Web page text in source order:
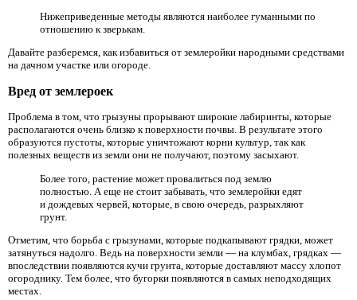
Нижеприведенные методы являются наиболее гуманными по
отношению к зверькам.
Давайте разберемся, как избавиться от землеройки народными средствами
на дачном участке или огороде.
Вред от землероек
Проблема в том, что грызуны прорывают широкие лабиринты, которые
располагаются очень близко к поверхности почвы. В результате этого
образуются пустоты, которые уничтожают корни культур, так как
полезных веществ из земли они не получают, поэтому засыхают.
Более того, растение может провалиться под землю
полностью. А еще не стоит забывать, что землеройки едят
и дождевых червей, которые, в свою очередь, разрыхляют
грунт.
Отметим, что борьба с грызунами, которые подкапывают грядки, может
затянуться надолго. Ведь на поверхности земли — на клумбах, грядках —
впоследствии появляются кучи грунта, которые доставляют массу хлопот
огороднику. Тем более, что бугорки появляются в самых неподходящих
местах.